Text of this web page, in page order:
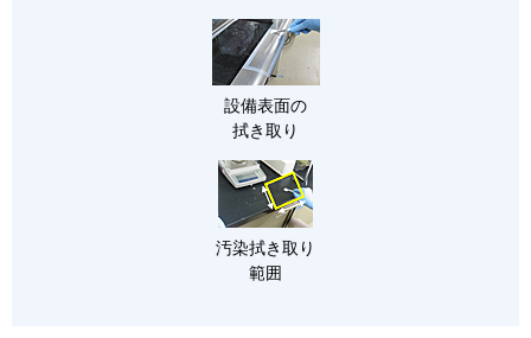
設備表面の
拭き取り
汚染拭き取り
範囲